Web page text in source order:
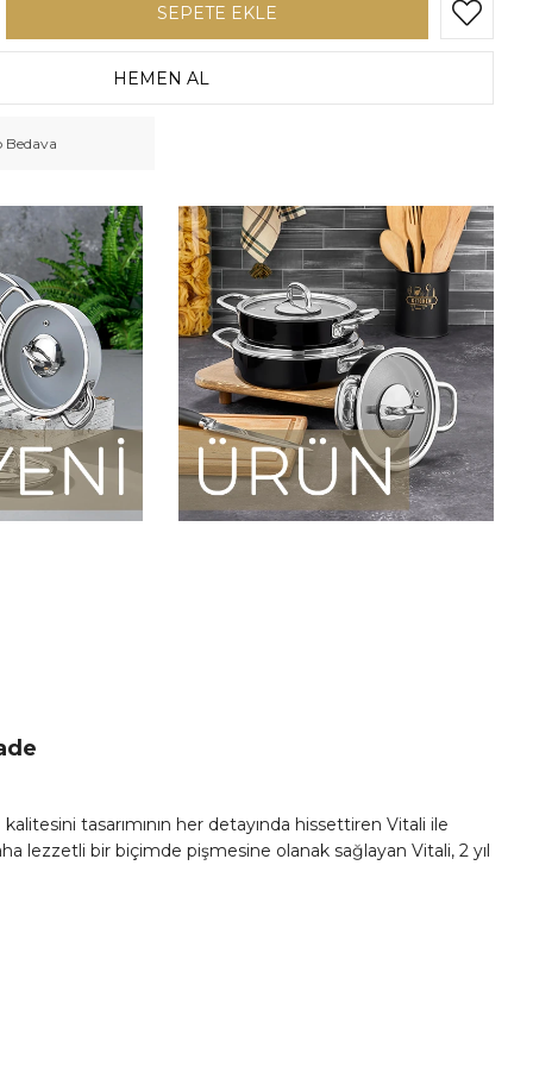
Bedava
tasarımının her detayında hissettiren Vitali ile
lezzetli bir biçimde pişmesine olanak sağlayan Vitali, 2 yıl